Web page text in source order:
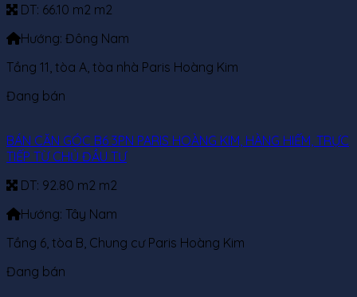
DT: 66.10 m2 m2
Hướng: Đông Nam
Tầng 11, tòa A, tòa nhà Paris Hoàng Kim
Đang bán
BÁN CĂN GÓC B6 3PN PARIS HOÀNG KIM, HÀNG HIẾM, TRỰC
TIẾP TỪ CHỦ ĐẦU TƯ
DT: 92.80 m2 m2
Hướng: Tây Nam
Tầng 6, tòa B, Chung cư Paris Hoàng Kim
Đang bán